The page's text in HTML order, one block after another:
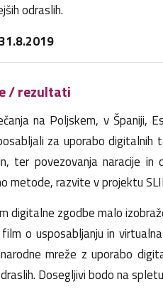
odraslih.
/ rezultati
na Poljskem, v Španiji,
za uporabo
ter povezovanja naracije
metode, razvite v projektu
digitalne zgodbe malo
o usposabljanju in
mreže z uporabo
Dosegljivi bodo na